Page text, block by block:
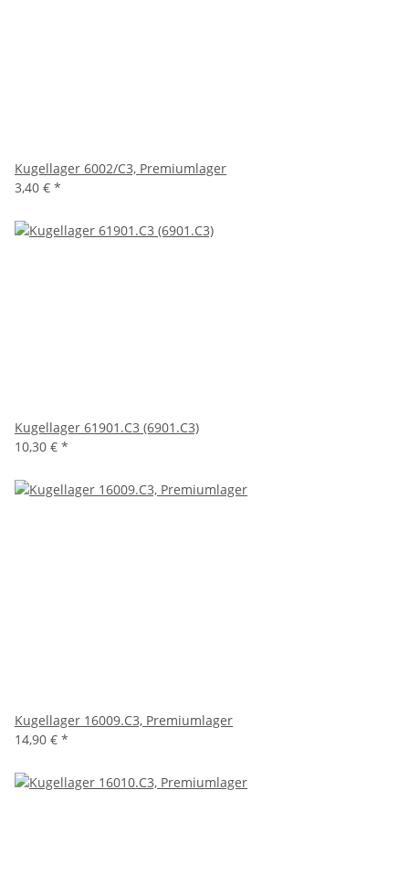
Kugellager 6002/C3, Premiumlager
3,40 € *
Kugellager 61901.C3 (6901.C3)
10,30 € *
Kugellager 16009.C3, Premiumlager
14,90 € *